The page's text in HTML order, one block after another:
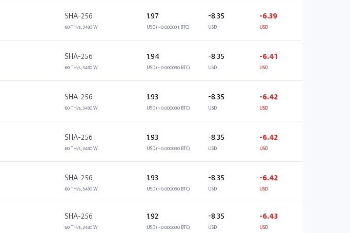
SHA-256
60 TH/s, 3480 W
1.97
USD (~0.000031 BTC)
-8.35
USD
-6.39
USD
SHA-256
60 TH/s, 3480 W
1.94
USD (~0.000030 BTC)
-8.35
USD
-6.41
USD
SHA-256
60 TH/s, 3480 W
1.93
USD (~0.000030 BTC)
-8.35
USD
-6.42
USD
SHA-256
60 TH/s, 3480 W
1.93
USD (~0.000030 BTC)
-8.35
USD
-6.42
USD
SHA-256
60 TH/s, 3480 W
1.93
USD (~0.000030 BTC)
-8.35
USD
-6.42
USD
SHA-256
60 TH/s, 3480 W
1.92
USD (~0.000030 BTC)
-8.35
USD
-6.43
USD